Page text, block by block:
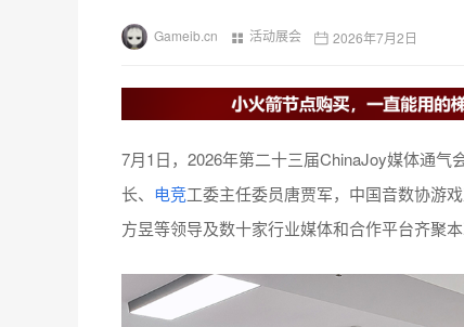
Gameib.cn 活动展会 2026年7月2日
7月1日，2026年第二十三届ChinaJoy媒体通
长、 电竞工委主任委员唐贾军，中国音数协游
方昱等领导及数十家行业媒体和合作平台齐聚本